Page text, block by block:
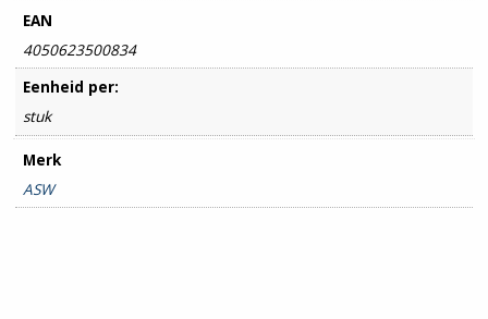
EAN
4050623500834
Eenheid per:
stuk
Merk
ASW